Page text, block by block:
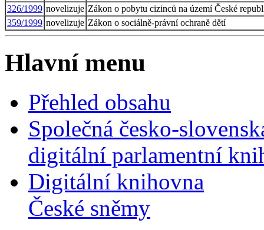
326/1999 novelizuje Zákon o pobytu cizinců na území České
359/1999 novelizuje Zákon o sociálně-právní ochraně dětí
Hlavní menu
Přehled obsahu
Společná česko-
digitální parlamentní
Digitální knihovna
České sněmy